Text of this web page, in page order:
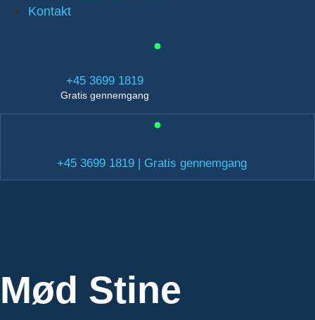
Kontakt
+45 3699 1819
Gratis gennemgang
+45 3699 1819 | Gratis gennemgang
Mød Stine